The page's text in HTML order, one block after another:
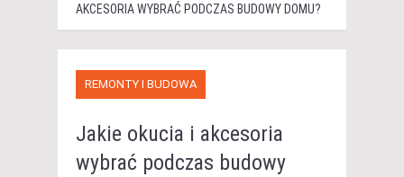
AKCESORIA WYBRAĆ PODCZAS BUDOWY DOMU?
REMONTY I BUDOWA
Jakie okucia i akcesoria
wybrać podczas budowy